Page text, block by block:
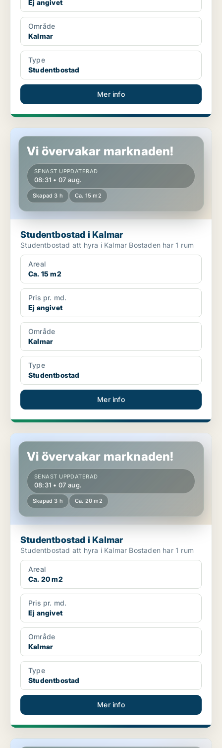
Ej angivet
Område
Kalmar
Type
Studentbostad
Mer info
Studentbostad i Kalmar
Vi övervakar marknaden!
SENAST UPPDATERAD
08:31 • 07 aug.
Skapad 3 h Ca. 15 m2
Studentbostad i Kalmar
Studentbostad att hyra i Kalmar Bostaden har 1 rum
Areal
Ca. 15 m2
Pris pr. md.
Ej angivet
Område
Kalmar
Type
Studentbostad
Mer info
Studentbostad i Kalmar
Vi övervakar marknaden!
SENAST UPPDATERAD
08:31 • 07 aug.
Skapad 3 h Ca. 20 m2
Studentbostad i Kalmar
Studentbostad att hyra i Kalmar Bostaden har 1 rum
Areal
Ca. 20 m2
Pris pr. md.
Ej angivet
Område
Kalmar
Type
Studentbostad
Mer info
Studentbostad i Kalmar